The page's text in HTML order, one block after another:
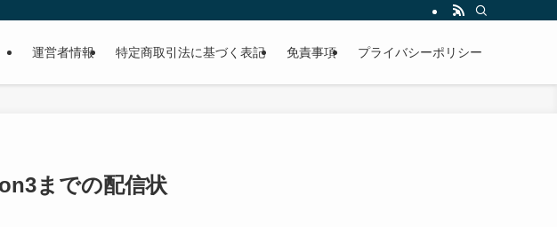
運営者情報 特定商取引法に基づく表記 免責事項 プライバシーポリシー
までの配信状